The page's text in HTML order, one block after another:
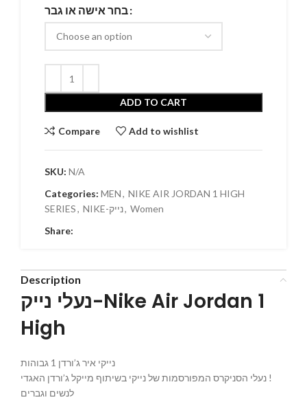
בחר אישה או גבר
ADD TO CART
Compare Add to wishlist
SKU: N/A
Categories: MEN, NIKE AIR JORDAN 1 HIGH
SERIES, NIKE-נייק, Women
Share:
Description
נעלי נייק-Nike Air Jordan 1
High
נייקי איר ג’ורדן 1 גבוהות
נעלי הסניקרס המפורסמות של נייקי בשיתוף מייקל ג’ורדן האגדי !
לנשים וגברים